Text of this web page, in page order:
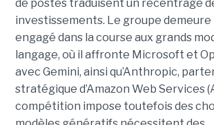
de postes traduisent un recentrage
investissements. Le groupe
engagé dans la course aux grands
langage, où il affronte Microsoft et
avec Gemini, ainsi qu’Anthropic,
stratégique d’Amazon Web Services
compétition impose toutefois des